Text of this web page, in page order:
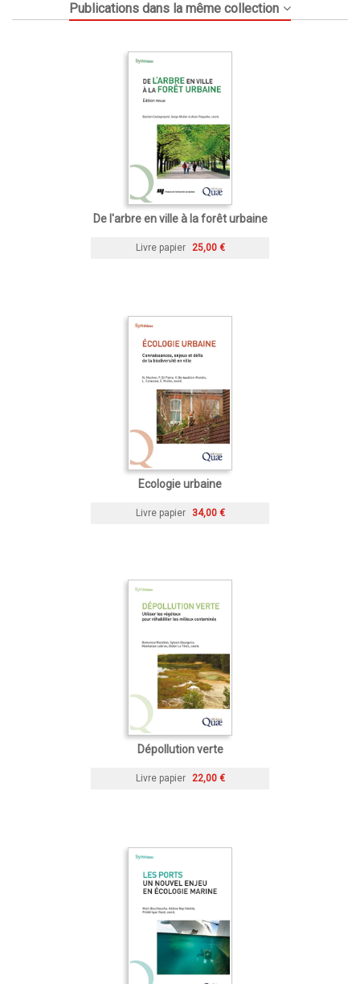
Publications dans la même collection
De l'arbre en ville à la forêt urbaine
Livre papier 25,00 €
Ecologie urbaine
Livre papier 34,00 €
Dépollution verte
Livre papier 22,00 €